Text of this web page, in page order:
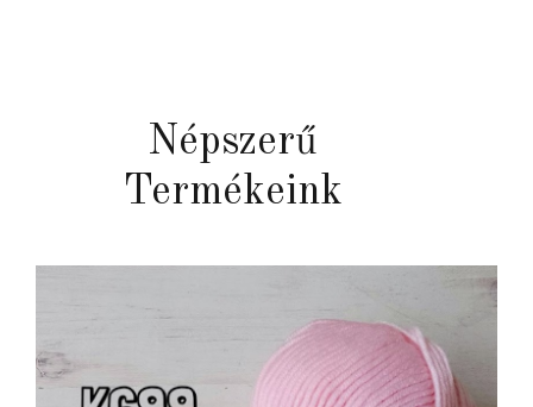
Népszerű
Termékeink